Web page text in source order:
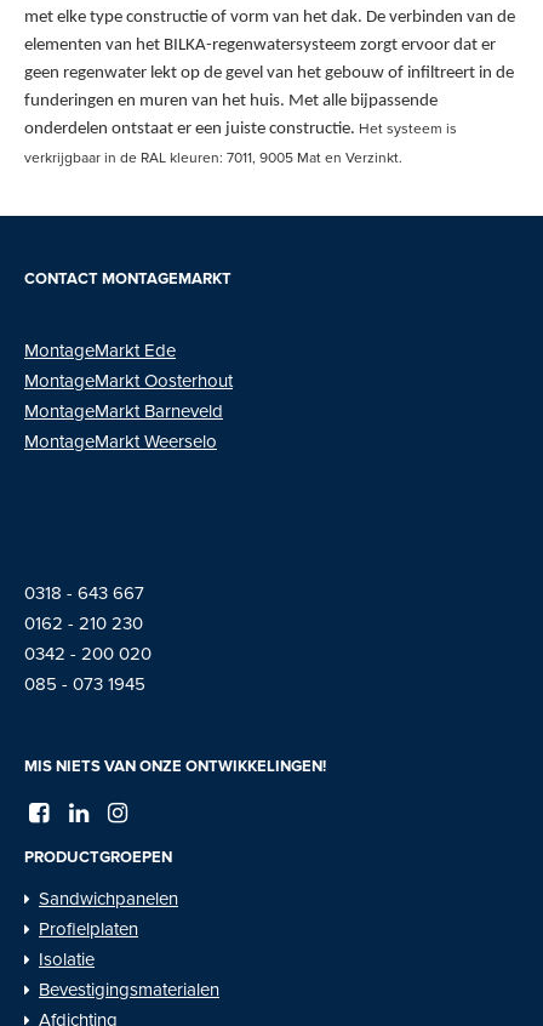
met elke type constructie of vorm van het dak. De verbinden van de
elementen van het BILKA-regenwatersysteem zorgt ervoor dat er
geen regenwater lekt op de gevel van het gebouw of infiltreert in de
funderingen en muren van het huis. Met alle bijpassende
onderdelen ontstaat er een juiste constructie. Het systeem is
verkrijgbaar in de RAL kleuren: 7011, 9005 Mat en Verzinkt.
CONTACT MONTAGEMARKT
MontageMarkt Ede
MontageMarktOosterhout
MontageMarkt Barneveld
MontageMarkt Weerselo
0318 - 643 667
0162 - 210 230
0342 - 200 020
085 - 073 1945
MIS NIETS VAN ONZE ONTWIKKELINGEN!
PRODUCTGROEPEN
Sandwichpanelen
Profielplaten
Isolatie
Bevestigingsmaterialen
Afdichting